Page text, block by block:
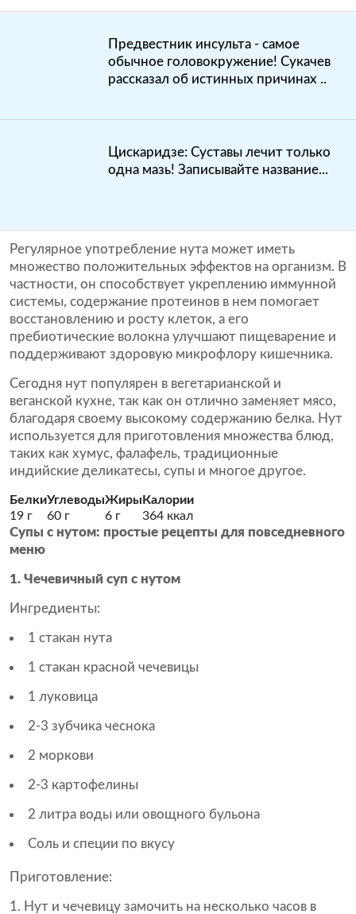
Предвестник инсульта - самое
обычное головокружение! Сукачев
рассказал об истинных причинах ..
Цискаридзе: Суставы лечит только
одна мазь! Записывайте название...
Регулярное употребление нута может иметь
множество положительных эффектов на организм. В
частности, он способствует укреплению иммунной
системы, содержание протеинов в нем помогает
восстановлению и росту клеток, а его
пребиотические волокна улучшают пищеварение и
поддерживают здоровую микрофлору кишечника.
Сегодня нут популярен в вегетарианской и
веганской кухне, так как он отлично заменяет мясо,
благодаря своему высокому содержанию белка. Нут
используется для приготовления множества блюд,
таких как хумус, фалафель, традиционные
индийские деликатесы, супы и многое другое.
БелкиУглеводыЖиры Калории
19 г
60 г 6 г 364 ккал
Супы с нутом: простые рецепты для повседневного
меню
1. Чечевичный суп с нутом
Ингредиенты:
1 стакан нута
1 стакан красной чечевицы
1 луковица
2-3 зубчика чеснока
2 моркови
2-3 картофелины
2 литра воды или овощного бульона
Соль и специи по вкусу
Приготовление:
Нут и чечевицу замочить на несколько часов в